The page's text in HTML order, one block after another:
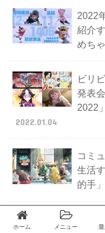
2022
紹介
めち
ビリ
発表
2022
2022.01.04
コミ
生活
的手
中国
ホーム メニュー
Twitter